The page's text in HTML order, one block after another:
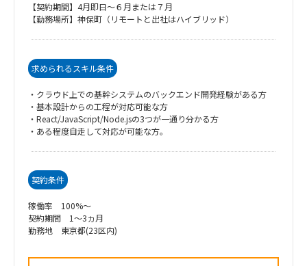
【契約期間】4月即日～６月または７月
【勤務場所】神保町（リモートと出社はハイブリッド）
求められるスキル条件
・クラウド上での基幹システムのバックエンド開発経験がある方
・基本設計からの工程が対応可能な方
・React/JavaScript/Node.jsの3つが一通り分かる方
・ある程度自走して対応が可能な方。
契約条件
稼働率 100%～
契約期間 1～3ヵ月
勤務地 東京都(23区内)